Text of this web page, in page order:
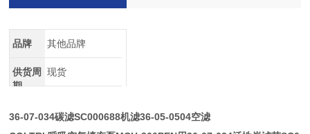
品牌 其他品牌
供货周
期
现货
36-07-034碳滤SC000688机滤36-05-0504空滤